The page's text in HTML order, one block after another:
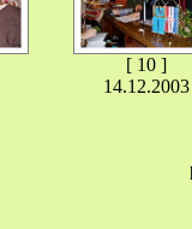
[ 10 ]
14.12.2003